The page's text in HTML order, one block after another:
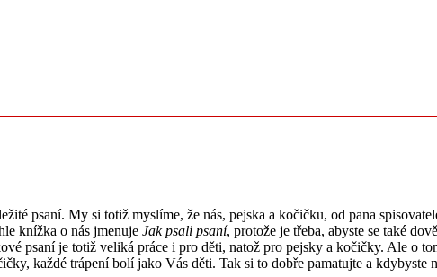
psaní. My si totiž myslíme, že nás, pejska a kočičku, od pana
knížka o nás jmenuje Jak psali psaní, protože je třeba, abyste se také
psaní je totiž veliká práce i pro děti, natož pro pejsky a kočičky. Ale o
každé trápení bolí jako Vás děti. Tak si to dobře pamatujte a kdybyste